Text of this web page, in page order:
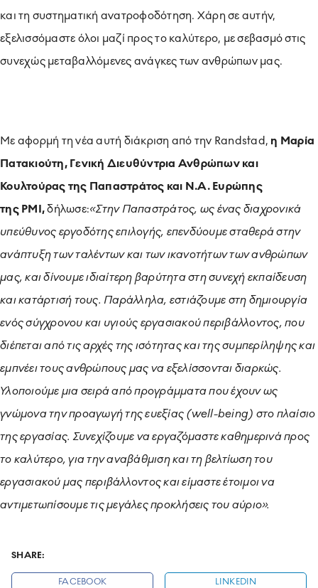
και τη συστηματική ανατροφοδότηση. Χάρη σε αυτήν,
εξελισσόμαστε όλοι μαζί προς το καλύτερο, με σεβασμό στις
συνεχώς μεταβαλλόμενες ανάγκες των ανθρώπων μας.
Με αφορμή τη νέα αυτή διάκριση από την Randstad , η Μαρία
Πατακιούτη, Γενική Διευθύντρια Ανθρώπων και
Κουλτούρας της Παπαστράτος και Ν.Α. Ευρώπης
της PMI,δήλωσε:«Στην Παπαστράτος, ως ένας διαχρονικά
υπεύθυνος εργοδότης επιλογής, επενδύουμε σταθερά στην
ανάπτυξη των ταλέντων και των ικανοτήτων των ανθρώπων
μας, και δίνουμε ιδιαίτερη βαρύτητα στη συνεχή εκπαίδευση
και κατάρτισή τους. Παράλληλα, εστιάζουμε στη δημιουργία
ενός σύγχρονου και υγιούς εργασιακού περιβάλλοντος, που
διέπεται από τις αρχές της ισότητας και της συμπερίληψης και
εμπνέει τους ανθρώπους μας να εξελίσσονται διαρκώς.
Υλοποιούμε μια σειρά από προγράμματα που έχουν ως
γνώμονα την προαγωγή της ευεξίας (well-being) στο πλαίσιο
της εργασίας. Συνεχίζουμε να εργαζόμαστε καθημερινά προς
το καλύτερο, για την αναβάθμιση και τη βελτίωση του
εργασιακού μας περιβάλλοντος και είμαστε έτοιμοι να
αντιμετωπίσουμε τις μεγάλες προκλήσεις του αύριο».
SHARE:
FACEBOOK LINKEDIN